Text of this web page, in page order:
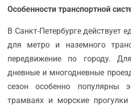
Особенности транспортной
В Санкт-Петербурге действует
для метро и наземного
передвижение по городу.
дневные и многодневные
сезон особенно популярны
трамваях и морские